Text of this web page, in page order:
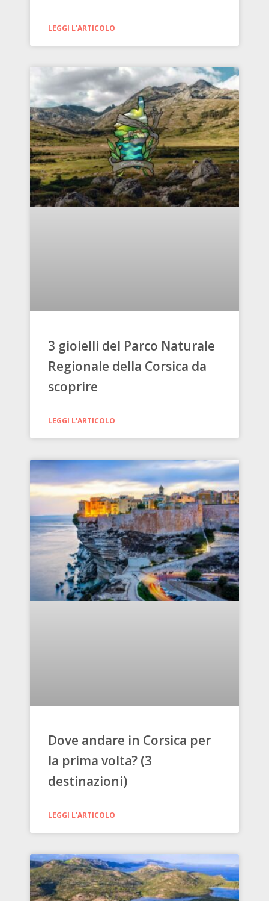
LEGGI L'ARTICOLO
3 gioielli del Parco Naturale
Regionale della Corsica da
scoprire
LEGGI L'ARTICOLO
Dove andare in Corsica per
la prima volta? (3
destinazioni)
LEGGI L'ARTICOLO